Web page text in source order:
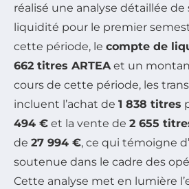
réalisé une analyse détaillée
liquidité pour le premier
cette période, le compte de
662 titres ARTEAet un
cours de cette période, les
incluent l’achat de 1 838 titres
494 € et la vente de 2 655
de 27 994 €, ce qui témoigne
soutenue dans le cadre des
Cette analyse met en lumière